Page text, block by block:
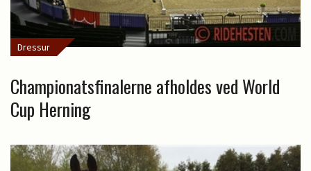
Dressur
Championatsfinalerne afholdes ved World
Cup Herning